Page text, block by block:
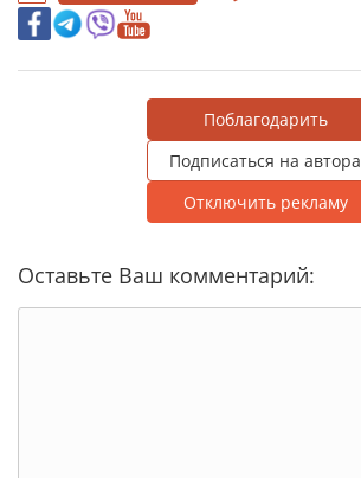
Поблагодарить
Подписаться на автора
Отключить рекламу
Оставьте Ваш комментарий: